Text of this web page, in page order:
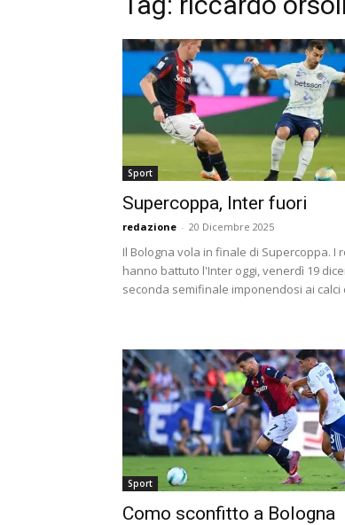
Sport
Supercoppa, Inter fuori
redazione - 20 Dicembre 2025
Il Bologna vola in finale di Supercoppa. I
hanno battuto l'Inter oggi, venerdì 19
seconda semifinale imponendosi ai calci
Sport
Como sconfitto a Bologna